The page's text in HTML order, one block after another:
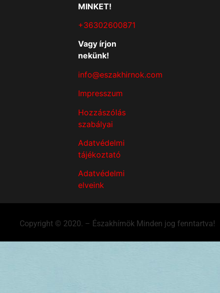
MINKET!
+36302600871
Vagy írjon
nekünk!
info@eszakhirnok.com
Impresszum
Hozzászólás
szabályai
Adatvédelmi
tájékoztató
Adatvédelmi
elveink
Copyright © 2020. – Északhírnök Minden jog fenntartva!